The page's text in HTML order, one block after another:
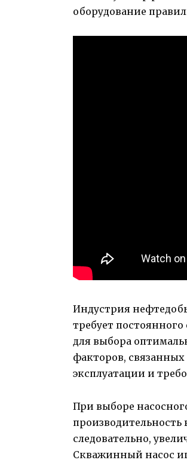
Индустрия
требует
для выбора
факторов,
эксплуатации и
При выборе
следовательно,
Скважинный насос